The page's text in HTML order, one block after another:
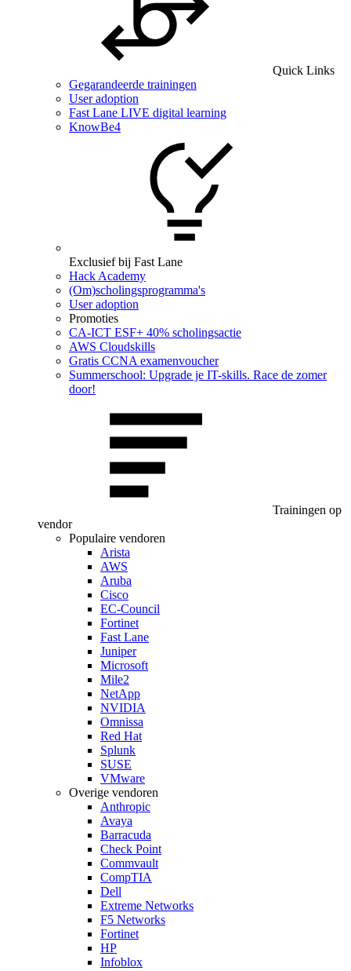
Quick Links
Gegarandeerde trainingen
User adoption
Fast Lane LIVE digital learning
KnowBe4
Exclusief bij Fast Lane
Hack Academy
(Om)scholingsprogramma's
User adoption
Promoties
CA‑ICT ESF+ 40% scholingsactie
AWS Cloudskills
Gratis CCNA examenvoucher
Summerschool: Upgrade je IT-skills. Race de zomer
door!
Trainingen op
vendor
Populaire vendoren
Arista
AWS
Aruba
Cisco
EC-Council
Fortinet
Fast Lane
Juniper
Microsoft
Mile2
NetApp
NVIDIA
Omnissa
Red Hat
Splunk
SUSE
VMware
Overige vendoren
Anthropic
Avaya
Barracuda
Check Point
Commvault
CompTIA
Dell
Extreme Networks
F5 Networks
Fortinet
HP
Infoblox